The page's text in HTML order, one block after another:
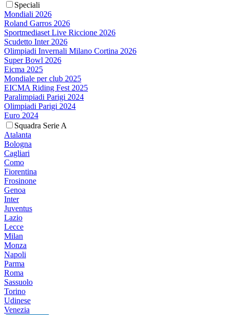
Speciali
Mondiali 2026
Roland Garros 2026
Sportmediaset Live Riccione 2026
Scudetto Inter 2026
Olimpiadi Invernali Milano Cortina 2026
Super Bowl 2026
Eicma 2025
Mondiale per club 2025
EICMA Riding Fest 2025
Paralimpiadi Parigi 2024
Olimpiadi Parigi 2024
Euro 2024
Squadra Serie A
Atalanta
Bologna
Cagliari
Como
Fiorentina
Frosinone
Genoa
Inter
Juventus
Lazio
Lecce
Milan
Monza
Napoli
Parma
Roma
Sassuolo
Torino
Udinese
Venezia